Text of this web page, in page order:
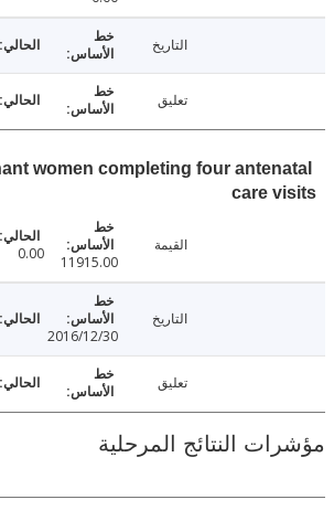
Pregnant women completing four
care
11915.00
0.00
2016/12/30
29
النتائج المرحلية